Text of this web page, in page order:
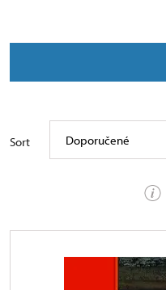
Sort Doporučené